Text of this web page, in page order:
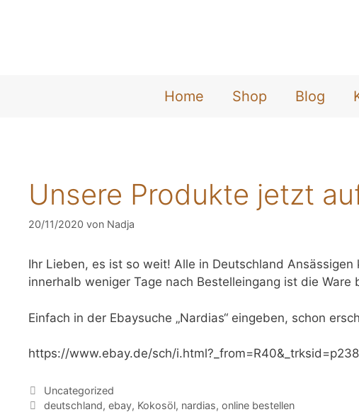
Home Shop Blog
Unsere Produkte jetzt
20/11/2020 von Nadja
Ihr Lieben, es ist so weit! Alle in Deutschland
innerhalb weniger Tage nach Bestelleingang ist die
Einfach in der Ebaysuche „Nardias“ eingeben, schon
https://www.ebay.de/sch/
Kategorien
Uncategorized
Schlagwörter
deutschland, ebay, Kokosöl, nardias, online bestellen